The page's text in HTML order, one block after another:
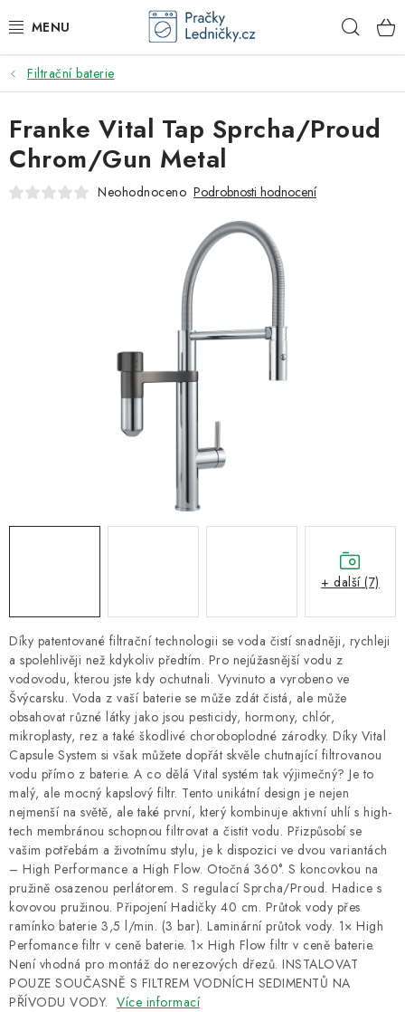
na
DODAVATEL
VESTAVNÉ SPOTŘEBIČE
VOLNĚ STOJÍCÍ SPOTŘEBIČE
Doprava a platba
O nás
Filtrační baterie
Díky patentované filtrační technologii se voda čistí snadněji, rychleji
a spolehlivěji než kdykoliv předtím. Pro nejúžasnější vodu z
vodovodu, kterou jste kdy ochutnali. Vyvinuto a vyrobeno ve
Švýcarsku. Voda z vaší baterie se může zdát čistá, ale může
obsahovat různé látky jako jsou pesticidy, hormony, chlór,
mikroplasty, rez a také škodlivé choroboplodné zárodky. Díky Vital
Capsule System si však můžete dopřát skvěle chutnající filtrovanou
vodu přímo z baterie. A co dělá Vital systém tak výjimečný? Je to
malý, ale mocný kapslový filtr. Tento unikátní design je nejen
nejmenší na světě, ale také první, který kombinuje aktivní uhlí s high-
tech membránou schopnou filtrovat a čistit vodu. Přizpůsobí se
vašim potřebám a životnímu stylu, je k dispozici ve dvou variantách
– High Performance a High Flow. Otočná 360°. S koncovkou na
pružině osazenou perlátorem. S regulací Sprcha/Proud. Hadice s
kovovou pružinou. Připojení Hadičky 40 cm. Průtok vody přes
ramínko baterie 3,5 l/min. (3 bar). Laminární průtok vody. 1× High
Perfomance filtr v ceně baterie. 1× High Flow filtr v ceně baterie.
Není vhodná pro montáž do nerezových dřezů. INSTALOVAT
POUZE SOUČASNĚ S FILTREM VODNÍCH SEDIMENTŮ NA
PŘÍVODU VODY. Více informací
Franke Vital Tap Sprcha/Proud
Chrom/Gun Metal
Neohodnoceno Podrobnosti hodnocení
+ další (7)